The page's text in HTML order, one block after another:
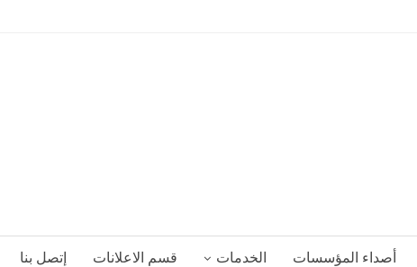
أصداء المؤسسات الخدمات قسم الاعلانات إتصل بنا